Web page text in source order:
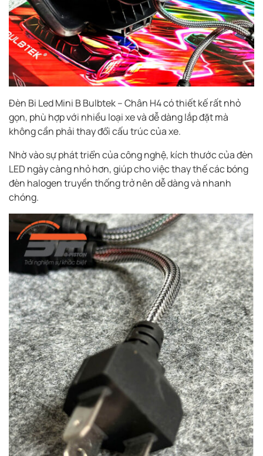
Đèn Bi Led Mini B Bulbtek – Chân H4 có thiết kế rất nhỏ
gọn, phù hợp với nhiều loại xe và dễ dàng lắp đặt mà
không cần phải thay đổi cấu trúc của xe.
Nhờ vào sự phát triển của công nghệ, kích thước của đèn
LED ngày càng nhỏ hơn, giúp cho việc thay thế các bóng
đèn halogen truyền thống trở nên dễ dàng và nhanh
chóng.